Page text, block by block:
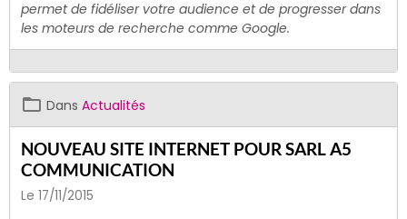
permet de fidéliser votre audience et de progresser dans
les moteurs de recherche comme Google.
Dans Actualités
NOUVEAU SITE INTERNET POUR SARL A5
COMMUNICATION
Le 17/11/2015